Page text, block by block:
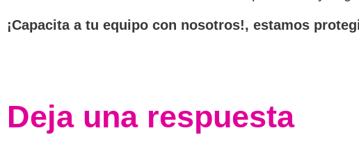
¡Capacita a tu equipo con nosotros!, estamos
Deja una respuesta